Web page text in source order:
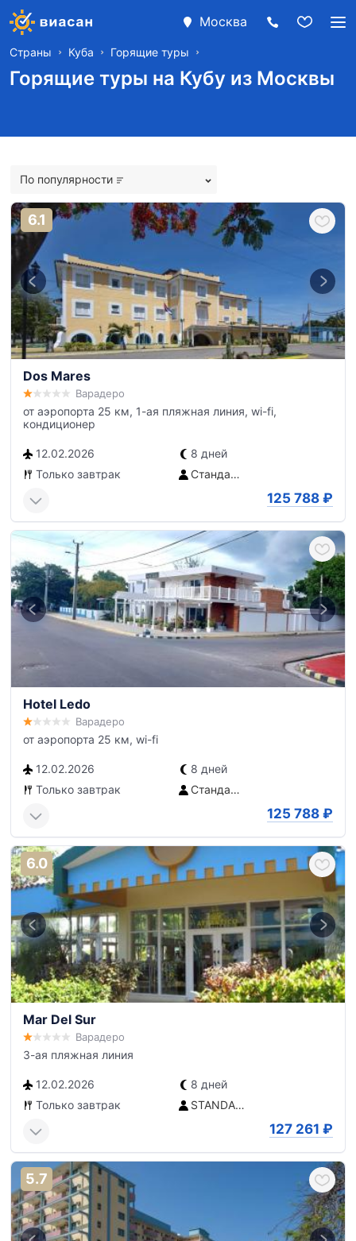
Москва
Страны Куба Горящие туры
Горящие туры на Кубу из Москвы
По популярности
6.1
Dos Mares
Варадеро
от аэропорта 25 км, 1-ая пляжная линия, wi-fi,
кондиционер
12.02.2026
8 дней
Только завтрак
Стандартный номер
125 788 ₽
Hotel Ledo
Варадеро
от аэропорта 25 км, wi-fi
12.02.2026
8 дней
Только завтрак
Стандартный номер
125 788 ₽
6.0
Mar Del Sur
Варадеро
3-ая пляжная линия
12.02.2026
8 дней
Только завтрак
STANDARD (bloque exterior)
127 261 ₽
5.7